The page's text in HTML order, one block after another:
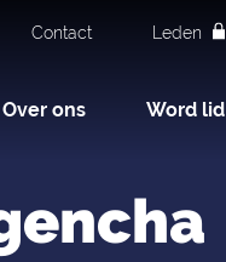
Contact Leden
Over ons Word lid